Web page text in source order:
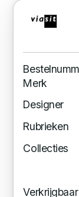
Merk
Designer
Rubrieken
Collecties